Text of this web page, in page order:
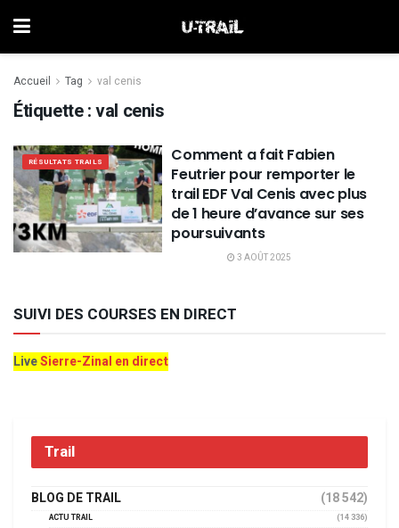
Accueil Tag val cenis
Étiquette :val cenis
RÉSULTATS TRAILS
Comment a fait Fabien
Feutrier pour remporter le
trail EDF Val Cenis avec plus
de 1 heure d’avance sur ses
poursuivants
3 AOÛT 2025
SUIVI DES COURSES EN DIRECT
LiveSierre-Zinal en direct
Trail
BLOG DE TRAIL (18 542)
ACTU TRAIL
(14 336)